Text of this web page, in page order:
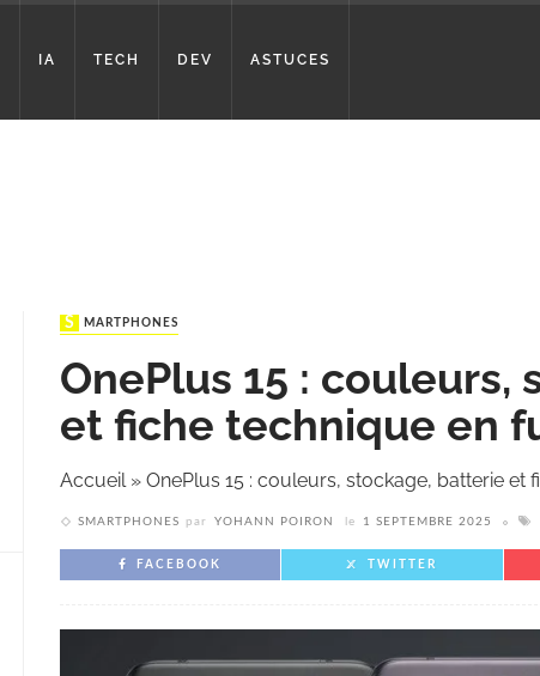
IA TECH DEV ASTUCES
SMARTPHONES
OnePlus 15 :
et fiche technique en
Accueil» OnePlus 15 : couleurs, stockage, batterie et
SMARTPHONES par YOHANN POIRON le 1 SEPTEMBRE 2025
FACEBOOK TWITTER